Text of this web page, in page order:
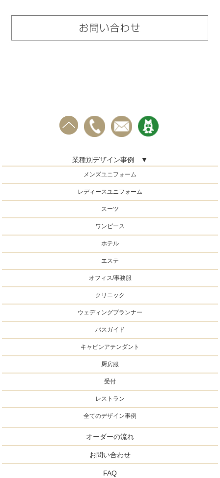
業種別デザイン事例 ▼
メンズユニフォーム
レディースユニフォーム
スーツ
ワンピース
ホテル
エステ
オフィス/事務服
クリニック
ウェディングプランナー
バスガイド
キャビンアテンダント
厨房服
受付
レストラン
全てのデザイン事例
オーダーの流れ
お問い合わせ
FAQ